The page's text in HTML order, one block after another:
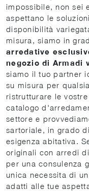
impossibile, non sei
aspettano le
disponibilità
misura, siamo in
arredative
negozio di Armadi
siamo il tuo partner
su misura per
ristrutturare le
catalogo
settore e
sartoriale, in grado
esigenza abitativa.
originali con arredi
per una consulenza
unica necessita di
adatti alle tue